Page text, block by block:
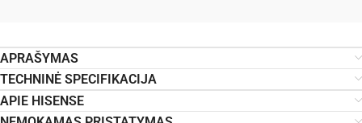
APRAŠYMAS
TECHNINĖ SPECIFIKACIJA
APIE HISENSE